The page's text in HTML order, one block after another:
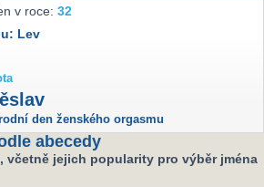
v roce:32
Lev
den ženského orgasmu
abecedy
včetně jejich popularity pro výběr jména